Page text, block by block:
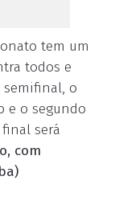
tem um
todos e
semifinal, o
e o segundo
será
com